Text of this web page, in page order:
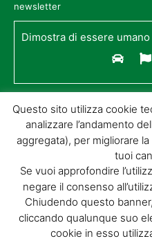
newsletter
Dimostra di essere
© GIORGIO TESI
01732650476 | VIA
BOTTEGONE
Questo sito utilizza cookie
analizzare l’andamento
aggregata), per migliorare
tuoi
Se vuoi approfondire
negare il consenso
Chiudendo questo
cliccando qualunque suo
cookie in esso